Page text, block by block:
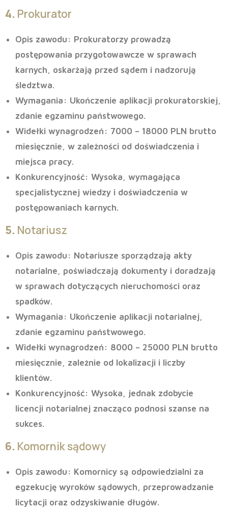
4. Prokurator
Opis zawodu : Prokuratorzy prowadzą
postępowania przygotowawcze w sprawach
karnych, oskarżają przed sądem i nadzorują
śledztwa.
Wymagania : Ukończenie aplikacji prokuratorskiej,
zdanie egzaminu państwowego.
Widełki wynagrodzeń : 7000 – 18000 PLN brutto
miesięcznie, w zależności od doświadczenia i
miejsca pracy.
Konkurencyjność: Wysoka, wymagająca
specjalistycznej wiedzy i doświadczenia w
postępowaniach karnych.
5. Notariusz
Opis zawodu : Notariusze sporządzają akty
notarialne, poświadczają dokumenty i doradzają
w sprawach dotyczących nieruchomości oraz
spadków.
Wymagania : Ukończenie aplikacji notarialnej,
zdanie egzaminu państwowego.
Widełki wynagrodzeń : 8000 – 25000 PLN brutto
miesięcznie, zależnie od lokalizacji i liczby
klientów.
Konkurencyjność: Wysoka, jednak zdobycie
licencji notarialnej znacząco podnosi szanse na
sukces.
6. Komornik sądowy
Opis zawodu : Komornicy są odpowiedzialni za
egzekucję wyroków sądowych, przeprowadzanie
licytacji oraz odzyskiwanie długów.